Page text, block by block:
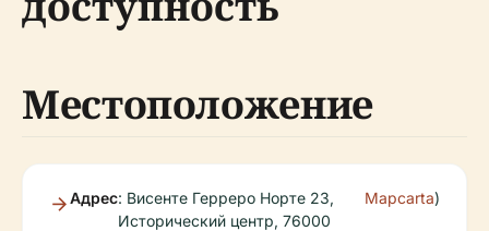
Местоположение
Адрес: Висенте Герреро Норте 23,
Исторический центр, 76000
Mapcarta)